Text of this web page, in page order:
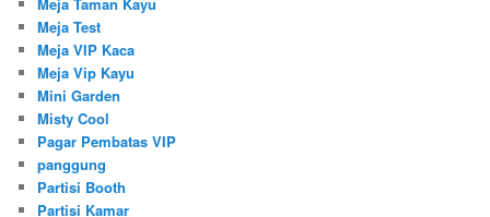
Meja Taman Kayu
Meja Test
Meja VIP Kaca
Meja Vip Kayu
Mini Garden
Misty Cool
Pagar Pembatas VIP
panggung
Partisi Booth
Partisi Kamar